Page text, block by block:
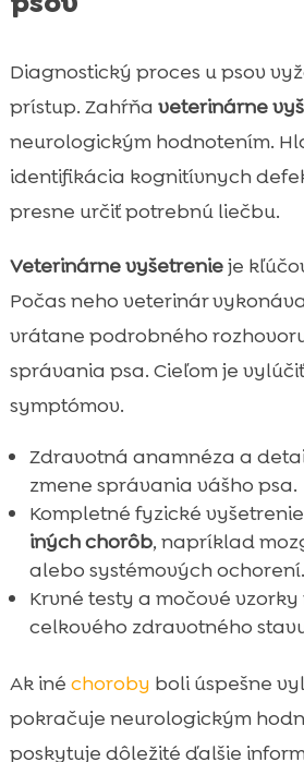
Diagnostický proces u psov
prístup. Zahŕňa veterinárne
neurologickým hodnotením.
identifikácia kognitívnych
presne určiť potrebnú liečbu.
Veterinárne vyšetrenieje
Počas neho veterinár
vrátane podrobného
správania psa. Cieľom je
symptómov.
Zdravotná anamnéza a
zmene správania vášho psa.
Kompletné fyzické
iných chorôb, napríklad
alebo systémových ochorení.
Krvné testy a močové
celkového zdravotného
Ak iné choroby boli úspešne
pokračuje neurologickým
poskytuje dôležité ďalšie